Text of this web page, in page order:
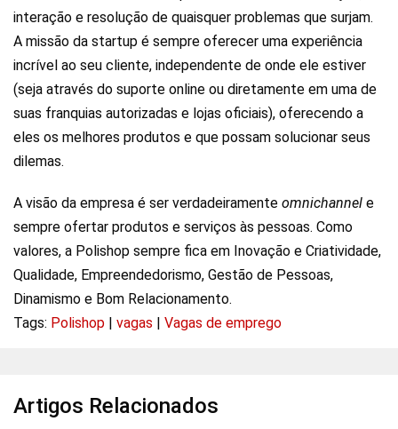
interação e resolução de quaisquer problemas que surjam.
A missão da startup é sempre oferecer uma experiência
incrível ao seu cliente, independente de onde ele estiver
(seja através do suporte online ou diretamente em uma de
suas franquias autorizadas e lojas oficiais), oferecendo a
eles os melhores produtos e que possam solucionar seus
dilemas.
A visão da empresa é ser verdadeiramente omnichannel e
sempre ofertar produtos e serviços às pessoas. Como
valores, a Polishop sempre fica em Inovação e Criatividade,
Qualidade, Empreendedorismo, Gestão de Pessoas,
Dinamismo e Bom Relacionamento.
Tags: Polishop | vagas | Vagas de emprego
Artigos Relacionados